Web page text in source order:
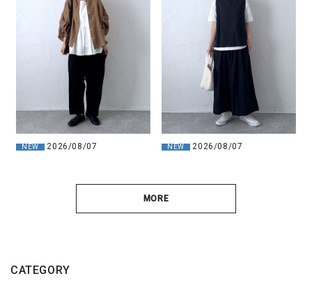
NEW 2026/08/07 NEW 2026/08/07
MORE
CATEGORY